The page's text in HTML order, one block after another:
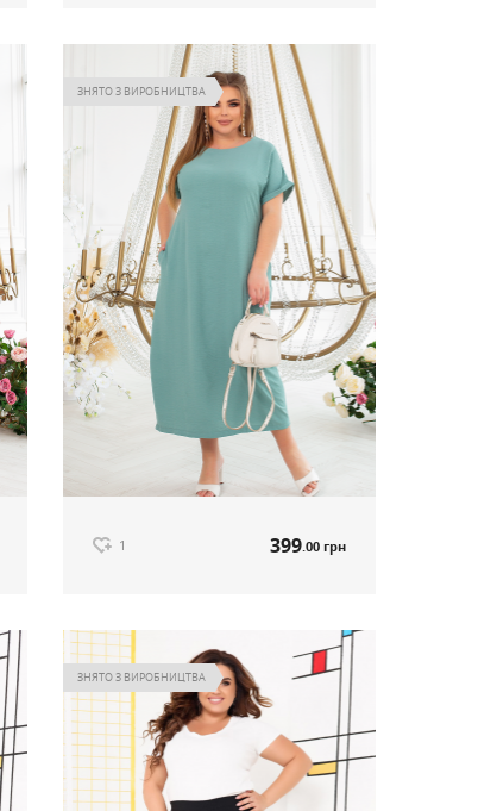
Сукня Boho фіолет артикул 563
399.00 грн
Немає в наявності
ЗНЯТО З ВИРОБНИЦТВА
1 399.00 грн
Сукня Boho бірюза артикул 563
Ціна
399.00 грн
1 Немає в наявності
ЗНЯТО З ВИРОБНИЦТВА